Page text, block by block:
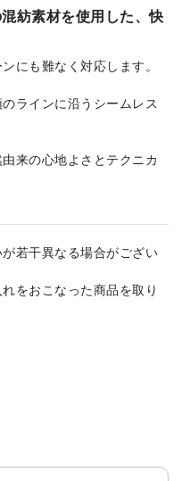
紡素材を使用した、快
にも難なく対応します。
ラインに沿うシームレス
来の心地よさとテクニカ
若干異なる場合がござい
をおこなった商品を取り